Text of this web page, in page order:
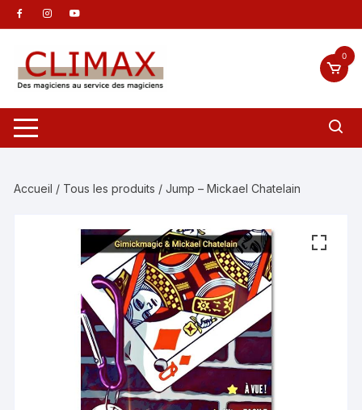
Aller
au
contenu
0
Accueil / Tous les produits / Jump – Mickael Chatelain